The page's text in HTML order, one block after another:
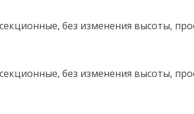
без изменения высоты,
без изменения высоты,